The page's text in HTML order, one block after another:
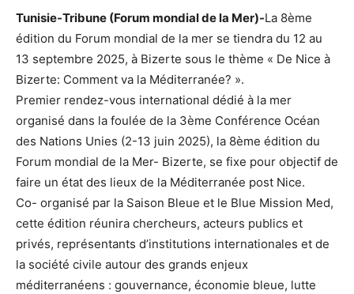
Tunisie-Tribune (Forum mondial de la Mer)-La 8ème
édition du Forum mondial de la mer se tiendra du 12 au
13 septembre 2025, à Bizerte sous le thème « De Nice à
Bizerte: Comment va la Méditerranée? ».
Premier rendez-vous international dédié à la mer
organisé dans la foulée de la 3ème Conférence Océan
des Nations Unies (2-13 juin 2025), la 8ème édition du
Forum mondial de la Mer- Bizerte, se fixe pour objectif de
faire un état des lieux de la Méditerranée post Nice.
Co- organisé par la Saison Bleue et le Blue Mission Med,
cette édition réunira chercheurs, acteurs publics et
privés, représentants d’institutions internationales et de
la société civile autour des grands enjeux
méditerranéens : gouvernance, économie bleue, lutte